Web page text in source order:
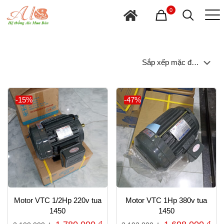
0
-15%
Motor VTC 1/2Hp 220v tua
1450
-47%
Motor VTC 1Hp 380v tua
1450